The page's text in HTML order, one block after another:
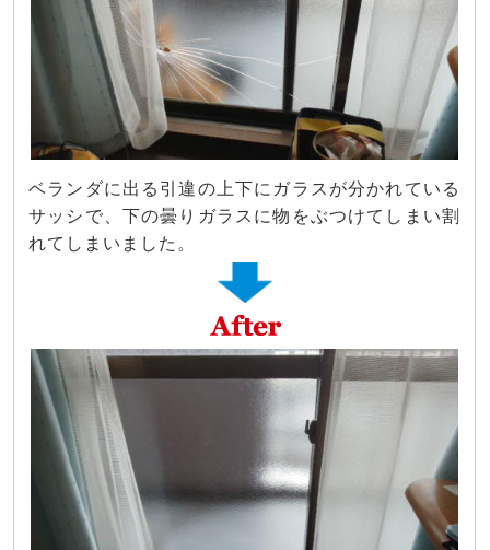
ベランダに出る引違の上下にガラスが分かれている
サッシで、下の曇りガラスに物をぶつけてしまい割
れてしまいました。